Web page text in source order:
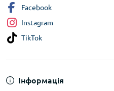
Інформація
Facebook
Instagram
TikTok